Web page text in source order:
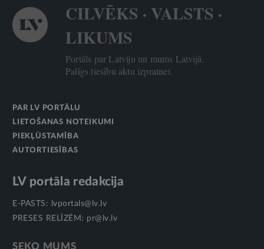
CILVĒKS · VALSTS ·
LIKUMS
Portāls par Latviju un mums Latvijā.
Palīgs tiesību aktu izpratnei.
PAR LV PORTĀLU
LIETOŠANAS NOTEIKUMI
PIEKĻŪSTAMĪBA
AUTORTIESĪBAS
LV portāla redakcija
E-PASTS:
lvportals@lv.lv
PRESES RELĪZĒM: pr@lv.lv
SEKO MUMS